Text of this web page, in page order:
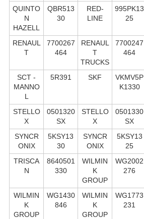
QUINTO
N
HAZELL
QBR513
30
RED-
LINE
995PK13
25
RENAUL
T
7700267
464
RENAUL
T
TRUCKS
7700247
464
SCT -
MANNO
L
5R391 SKF
VKMV5P
K1330
STELLO
X
0501320
SX
STELLO
X
0501330
SX
SYNCR
ONIX
5KSY13
30
SYNCR
ONIX
5KSY13
25
TRISCA
N
8640501
330
WILMIN
K
GROUP
WG2002
276
WILMIN
K
GROUP
WG1430
846
WILMIN
K
GROUP
WG1773
231